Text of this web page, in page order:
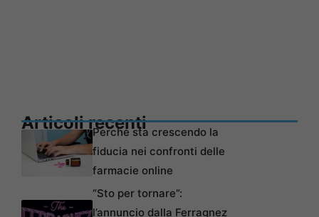
Articoli recentiPerché sta crescendo la
fiducia nei confronti delle
farmacie online
“Sto per tornare”:
l’annuncio dalla Ferragnez